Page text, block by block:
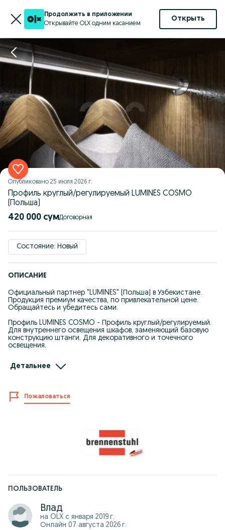
Продолжить в приложении
Открывайте OLX одним касанием
Открыть
Опубликовано 25 июля 2026 г.
Профиль круглый/регулируемый LUMINES COSMO
(Польша)
420 000 сум Договорная
Состояние: Новый
ОПИСАНИЕ
Официальный партнер "LUMINES" (Польша) в Узбекистане.
Продукция премиум качества, по привлекательной цене.
Обращайтесь и убедитесь сами.
Профиль LUMINES COSMO - Профиль круглый/регулируемый.
Для внутреннего освещения шкафов, заменяющий базовую
конструкцию штанги. Для декоративного и точечного
освещения.
Варианты цвета:
- сырой,
- белый лакированный (RAL9016)
Петли
Выключатели
Обращайтесь, мы всегда будем Вам рады !
Детальнее
Пожаловаться
ПОЛЬЗОВАТЕЛЬ
Влад
на OLX с января 2019 г.
Онлайн 07 августа 2026 г.